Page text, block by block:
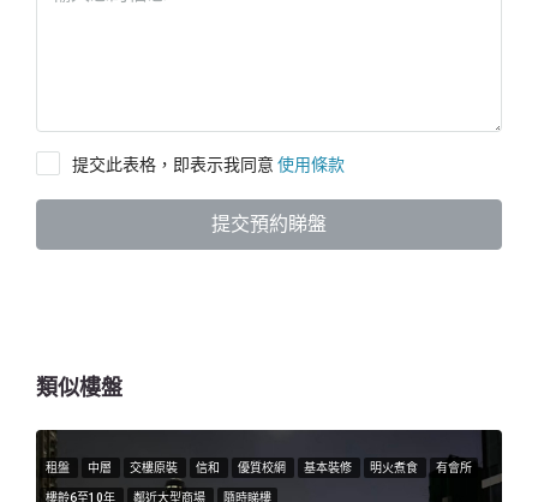
提交此表格，即表示我同意 使用條款
提交預約睇盤
類似樓盤
租盤 中層 交樓原裝 信和 優質校網 基本裝修 明火煮食 有會所
樓齡6至10年 鄰近大型商場 隨時睇樓